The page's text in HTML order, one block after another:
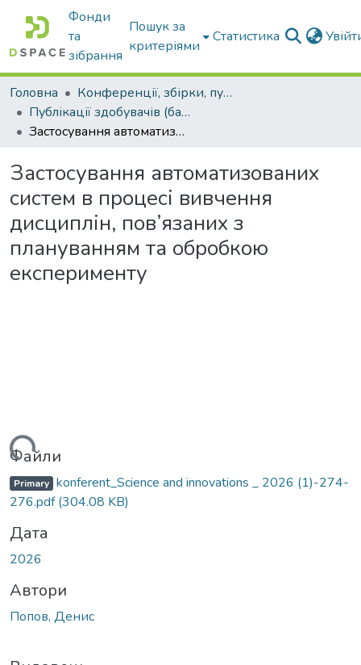
Фонди
та
зібрання
Пошук за
критеріями
Статистика
Головна
Конференції, збірки, публікації молодих вчених і здобувачів : магістрів, бакалаврів, аспірантів.
Публікації здобувачів (бакалаврів. магістрів, аспірантів)
Застосування автоматизованих систем в процесі вивчення дисциплін, пов’язаних з плануванням та обробкою експерименту
Застосування автоматизованих
систем в процесі вивчення
дисциплін, пов’язаних з
плануванням та обробкою
експерименту
Файли
Primary konferent_Science and innovations _ 2026 (1)-274-
276.pdf(304.08 KB)
Дата
2026
Автори
Попов, Денис